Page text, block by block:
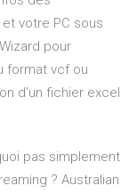
votre PC sous
Wizard pour
format vcf ou
d'un fichier excel
pas simplement
? Australian